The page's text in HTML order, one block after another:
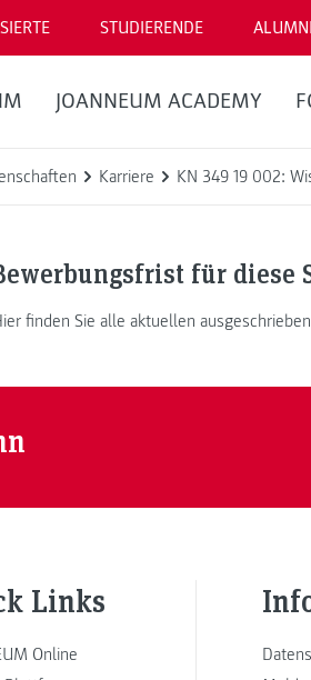
STUDIERENDE
JOANNEUM ACADEMY
Karriere KN 349 19 002:
für diese
finden Sie alle aktuellen
Links
Online